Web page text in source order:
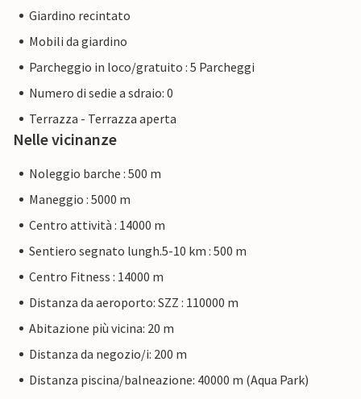
Giardino recintato
Mobili da giardino
Parcheggio in loco/gratuito : 5 Parcheggi
Numero di sedie a sdraio: 0
Terrazza - Terrazza aperta
Nelle vicinanze
Noleggio barche : 500 m
Maneggio : 5000 m
Centro attività : 14000 m
Sentiero segnato lungh.5-10 km : 500 m
Centro Fitness : 14000 m
Distanza da aeroporto: SZZ : 110000 m
Abitazione più vicina: 20 m
Distanza da negozio/i: 200 m
Distanza piscina/balneazione: 40000 m (Aqua Park)